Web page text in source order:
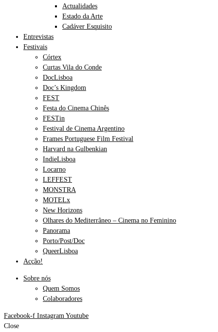
Actualidades
Estado da Arte
Cadáver Esquisito
Entrevistas
Festivais
Córtex
Curtas Vila do Conde
DocLisboa
Doc’s Kingdom
FEST
Festa do Cinema Chinês
FESTin
Festival de Cinema Argentino
Frames Portuguese Film Festival
Harvard na Gulbenkian
IndieLisboa
Locarno
LEFFEST
MONSTRA
MOTELx
New Horizons
Olhares do Mediterrâneo – Cinema no Feminino
Panorama
Porto/Post/Doc
QueerLisboa
Acção!
Sobre nós
Quem Somos
Colaboradores
Facebook-f Instagram Youtube
Close